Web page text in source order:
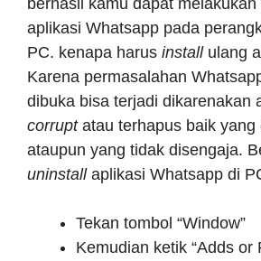
aplikasi Whatsapp pada
PC. kenapa harus installulang
Karena permasalahan
dibuka bisa terjadi dikarenakan
corruptatau terhapus baik yang
ataupun yang tidak disengaja.
uninstall aplikasi Whatsapp di
Tekan tombol “Window”
Kemudian ketik “Adds or